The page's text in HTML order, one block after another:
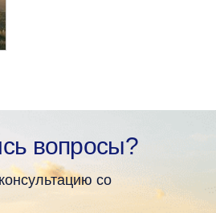
вопросы?
со